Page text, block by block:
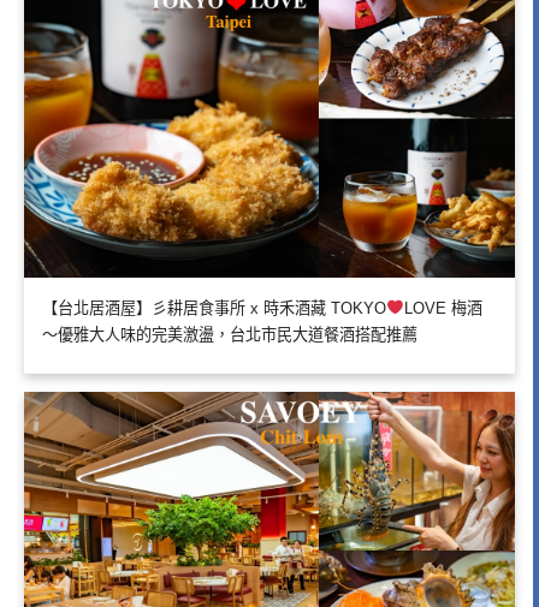
【台北居酒屋】彡耕居食事所 x 時禾酒藏 TOKYO
LOVE 梅酒
～優雅大人味的完美激盪，台北市民大道餐酒搭配推薦